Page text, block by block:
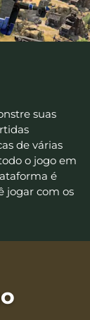
suas
de várias
o jogo em
é
jogar com os